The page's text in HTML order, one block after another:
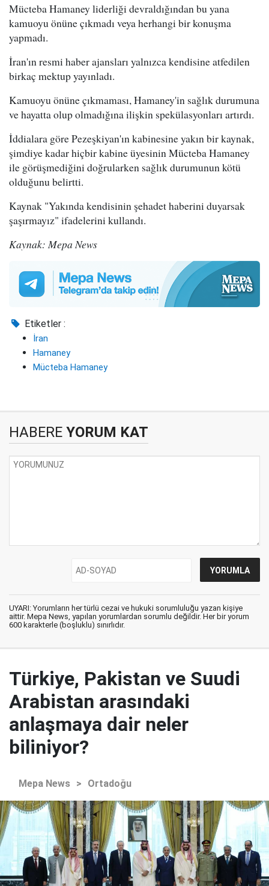
Mücteba Hamaney liderliği devraldığından bu yana
kamuoyu önüne çıkmadı veya herhangi bir konuşma
yapmadı.
İran'ın resmi haber ajansları yalnızca kendisine atfedilen
birkaç mektup yayınladı.
Kamuoyu önüne çıkmaması, Hamaney'in sağlık durumuna
ve hayatta olup olmadığına ilişkin spekülasyonları artırdı.
İddialara göre Pezeşkiyan'ın kabinesine yakın bir kaynak,
şimdiye kadar hiçbir kabine üyesinin Mücteba Hamaney
ile görüşmediğini doğrularken sağlık durumunun kötü
olduğunu belirtti.
Kaynak "Yakında kendisinin şehadet haberini duyarsak
şaşırmayız" ifadelerini kullandı.
Kaynak: Mepa News
Etiketler :
İran
Hamaney
Mücteba Hamaney
HABERE YORUM KAT
UYARI: Yorumların her türlü cezai ve hukuki sorumluluğu yazan kişiye
aittir. Mepa News, yapılan yorumlardan sorumlu değildir. Her bir yorum
600 karakterle (boşluklu) sınırlıdır.
Türkiye, Pakistan ve Suudi
Arabistan arasındaki
anlaşmaya dair neler
biliniyor?
Mepa News > Ortadoğu